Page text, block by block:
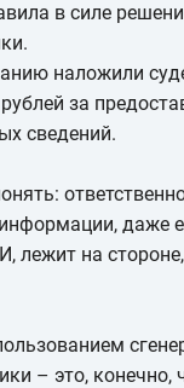
в силе
наложили
за
сведений.
даже
лежит на
– это, конечно,